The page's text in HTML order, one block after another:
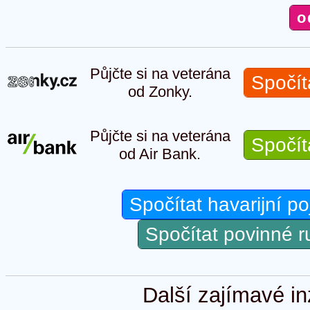
Půjčte si na veterána
od Zonky.
Půjčte si na veterána
od Air Bank.
Spočítat havarijní
Spočítat povinné
Další zajímavé